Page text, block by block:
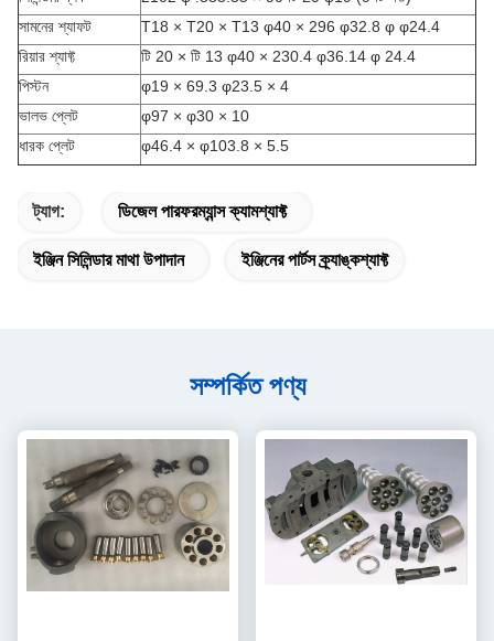
সামনের শ্যাফট
T18 × T20 × T13 φ40 × 296 φ32.8 φ φ24.4
রিয়ার শ্যাফ্ট
টি 20 × টি 13 φ40 × 230.4 φ36.14 φ 24.4
পিস্টন
φ19 × 69.3 φ23.5 × 4
ভালভ প্লেট
φ97 × φ30 × 10
ধারক প্লেট
φ46.4 × φ103.8 × 5.5
ট্যাগ: ডিজেল পারফরম্যান্স ক্যামশ্যাফ্ট
ইঞ্জিন সিলিন্ডার মাথা উপাদান ইঞ্জিনের পার্টস ক্র্যাঙ্কশ্যাফ্ট
সম্পর্কিত পণ্য